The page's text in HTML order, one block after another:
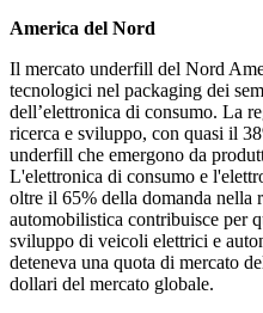
America del Nord
Il mercato underfill del Nord
tecnologici nel packaging dei
dell’elettronica di consumo. La
ricerca e sviluppo, con quasi il
underfill che emergono da
L'elettronica di consumo e
oltre il 65% della domanda nella
automobilistica contribuisce per
sviluppo di veicoli elettrici e
deteneva una quota di mercato
dollari del mercato globale.